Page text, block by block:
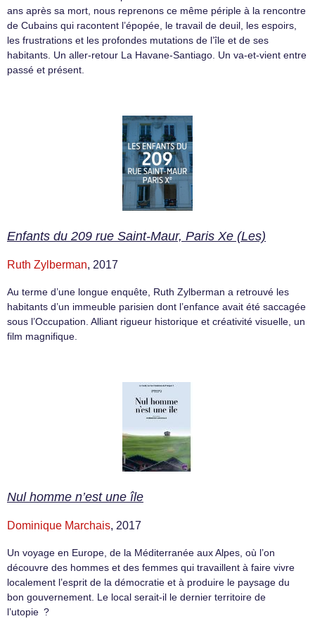
ans après sa mort, nous reprenons ce même périple à la rencontre
de Cubains qui racontent l’épopée, le travail de deuil, les espoirs,
les frustrations et les profondes mutations de l’île et de ses
habitants. Un aller-retour La Havane-Santiago. Un va-et-vient entre
passé et présent.
Enfants du 209 rue Saint-Maur, Paris Xe (Les)
Ruth Zylberman, 2017
Au terme d’une longue enquête, Ruth Zylberman a retrouvé les
habitants d’un immeuble parisien dont l’enfance avait été saccagée
sous l’Occupation. Alliant rigueur historique et créativité visuelle, un
film magnifique.
Nul homme n’est une île
Dominique Marchais, 2017
Un voyage en Europe, de la Méditerranée aux Alpes, où l’on
découvre des hommes et des femmes qui travaillent à faire vivre
localement l’esprit de la démocratie et à produire le paysage du
bon gouvernement. Le local serait-il le dernier territoire de
l’utopie ?